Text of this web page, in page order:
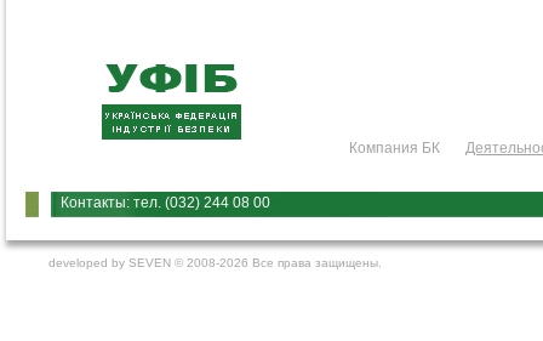
Компания БК
Контакты: тел. (032) 244 08 00
developed by SEVEN © 2008-2026 Все права защищены.